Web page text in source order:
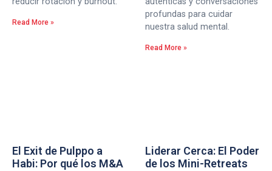
Read More »
profundas para cuidar
nuestra salud mental.
Read More »
El Exit de Pulppo a
Habi: Por qué los M&A
Liderar Cerca: El Poder
de los Mini-Retreats